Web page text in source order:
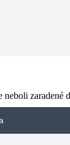
zaradené